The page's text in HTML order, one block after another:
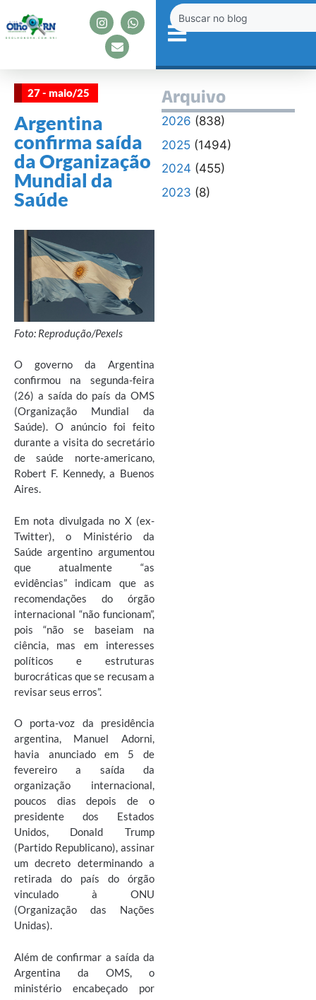
27 - maio/25
Argentina
confirma saída
da Organização
Mundial da
Saúde
Foto: Reprodução/Pexels
O governo da Argentina
confirmou na segunda-feira
(26) a saída do país da OMS
(Organização Mundial da
Saúde). O anúncio foi feito
durante a visita do secretário
de saúde norte-americano,
Robert F. Kennedy, a Buenos
Aires.
Em nota divulgada no X (ex-
Twitter), o Ministério da
Saúde argentino argumentou
que atualmente “as
evidências” indicam que as
recomendações do órgão
internacional “não funcionam”,
pois “não se baseiam na
ciência, mas em interesses
políticos e estruturas
burocráticas que se recusam a
revisar seus erros”.
O porta-voz da presidência
argentina, Manuel Adorni,
havia anunciado em 5 de
fevereiro a saída da
organização internacional,
poucos dias depois de o
presidente dos Estados
Unidos, Donald Trump
(Partido Republicano), assinar
um decreto determinando a
retirada do país do órgão
vinculado à ONU
(Organização das Nações
Unidas).
Além de confirmar a saída da
Argentina da OMS, o
ministério encabeçado por
Arquivo
2026 (838)
2025(1494)
2024 (455)
2023 (8)